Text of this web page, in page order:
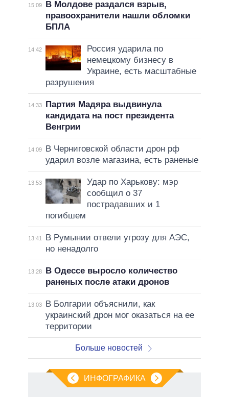
15:09
В Молдове раздался взрыв,
правоохранители нашли обломки
БПЛА
14:42
Россия ударила по
немецкому бизнесу в
Украине, есть масштабные
разрушения
14:33
Партия Мадяра выдвинула
кандидата на пост президента
Венгрии
14:09
В Черниговской области дрон рф
ударил возле магазина, есть раненые
13:53
Удар по Харькову: мэр
сообщил о 37
пострадавших и 1
погибшем
13:41
В Румынии отвели угрозу для АЭС,
но ненадолго
13:28
В Одессе выросло количество
раненых после атаки дронов
13:03
В Болгарии объяснили, как
украинский дрон мог оказаться на ее
территории
Больше новостей
ИНФОГРАФИКА